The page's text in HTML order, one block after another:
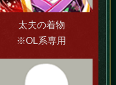
太夫の着物
※OL系専用